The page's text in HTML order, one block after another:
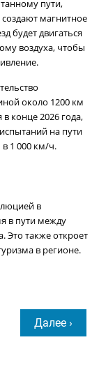
пути,
магнитное
будет двигаться
воздуха, чтобы
около 1200 км
в конце 2026 года,
на пути
в 1 000 км/ч.
в
в пути между
Это также откроет
в регионе.
Далее ›